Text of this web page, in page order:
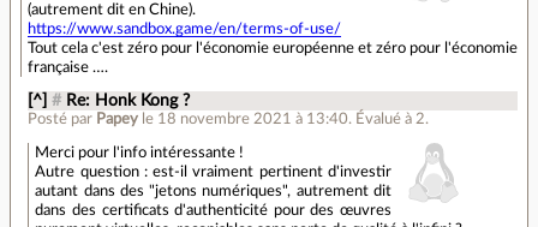
(autrement dit en Chine).
https://www.sandbox.game/en/terms-of-use/
Tout cela c'est zéro pour l'économie européenne et zéro pour l'économie
française ….
[^] # Re: Honk Kong ?
Posté par Papey le 18 novembre 2021 à 13:40. Évalué à 2.
Merci pour l'info intéressante !
Autre question : est-il vraiment pertinent d'investir
autant dans des "jetons numériques", autrement dit
dans des certificats d'authenticité pour des œuvres